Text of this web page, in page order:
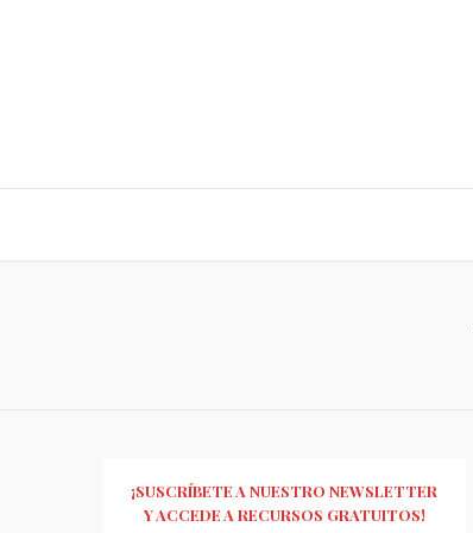
¡SUSCRÍBETE A NUESTRO NEWSLETTER
Y ACCEDE A RECURSOS GRATUITOS!